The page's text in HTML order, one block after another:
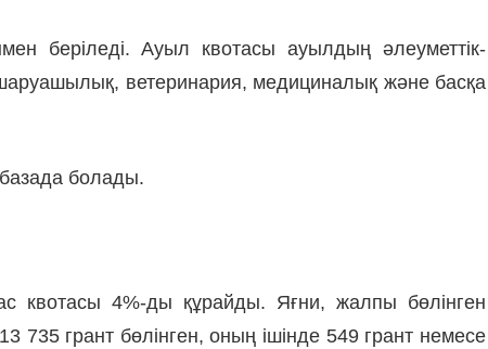
беріледі. Ауыл квотасы ауылдың әлеуметтік-
ветеринария, медициналық және басқа
болады.
квотасы 4%-ды құрайды. Яғни, жалпы бөлінген
грант бөлінген, оның ішінде 549 грант немесе